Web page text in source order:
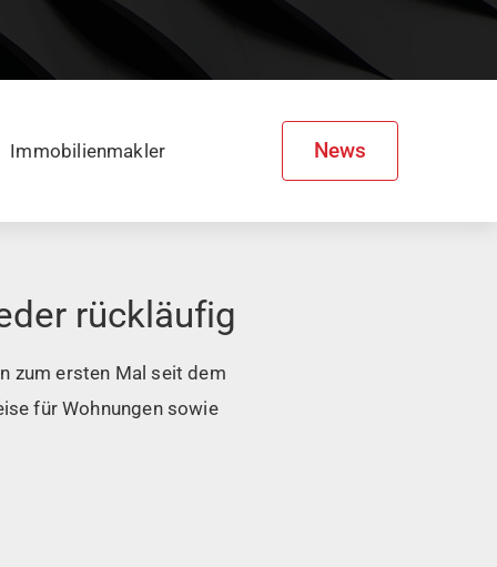
Immobilienmakler News
rückläufig
zum ersten Mal seit dem
für Wohnungen sowie